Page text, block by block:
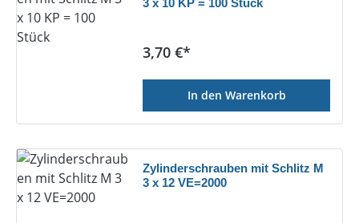
Regulärer Preis:
3,70 €*
In den Warenkorb
Zylinderschrauben mit Schlitz M
3 x 12 VE=2000